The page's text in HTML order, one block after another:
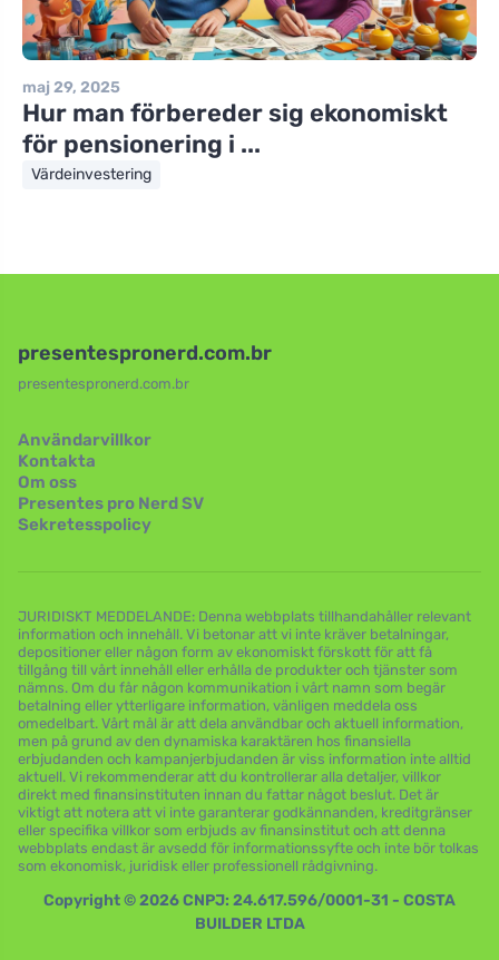
maj 29, 2025
Hur man förbereder sig ekonomiskt
för pensionering i ...
Värdeinvestering
presentespronerd.com.br
presentespronerd.com.br
Användarvillkor
Kontakta
Om oss
Presentes pro Nerd SV
Sekretesspolicy
JURIDISKT MEDDELANDE: Denna webbplats tillhandahåller relevant
information och innehåll. Vi betonar att vi inte kräver betalningar,
depositioner eller någon form av ekonomiskt förskott för att få
tillgång till vårt innehåll eller erhålla de produkter och tjänster som
nämns. Om du får någon kommunikation i vårt namn som begär
betalning eller ytterligare information, vänligen meddela oss
omedelbart. Vårt mål är att dela användbar och aktuell information,
men på grund av den dynamiska karaktären hos finansiella
erbjudanden och kampanjerbjudanden är viss information inte alltid
aktuell. Vi rekommenderar att du kontrollerar alla detaljer, villkor
direkt med finansinstituten innan du fattar något beslut. Det är
viktigt att notera att vi inte garanterar godkännanden, kreditgränser
eller specifika villkor som erbjuds av finansinstitut och att denna
webbplats endast är avsedd för informationssyfte och inte bör tolkas
som ekonomisk, juridisk eller professionell rådgivning.
Copyright © 2026 CNPJ: 24.617.596/0001-31 - COSTA
BUILDER LTDA